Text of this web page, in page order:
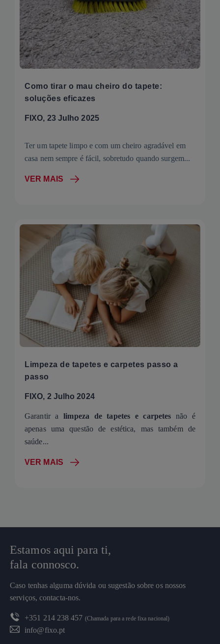
Como tirar o mau cheiro do tapete:
soluções eficazes
FIXO, 23 Julho 2025
Ter um tapete limpo e com um cheiro agradável em
casa nem sempre é fácil, sobretudo quando surgem...
VER MAIS
Limpeza de tapetes e carpetes passo a
passo
FIXO, 2 Julho 2024
Garantir alimpeza de tapetes e carpetes não é
apenas uma questão de estética, mas também de
saúde...
VER MAIS
Estamos aqui para ti,
fala connosco.
Caso tenhas alguma dúvida ou sugestão sobre os nossos
serviços, contacta-nos.
+351 214 238 457 (Chamada para a rede fixa nacional)
info@fixo.pt